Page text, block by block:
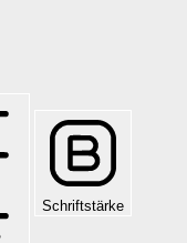
Schriftstärke